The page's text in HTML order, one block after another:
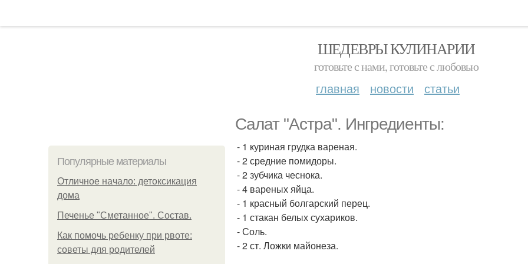
ШЕДЕВРЫ КУЛИНАРИИ
готовьте с нами, готовьте с любовью
главная новости статьи
Салат "Астра". Ингредиенты:
Популярные материалы
Отличное начало: детоксикация
дома
Печенье "Сметанное". Состав.
Как помочь ребенку при рвоте:
советы для родителей
- 1 куриная грудка вареная.
- 2 средние помидоры.
- 2 зубчика чеснока.
- 4 вареных яйца.
- 1 красный болгарский перец.
- 1 стакан белых сухариков.
- Соль.
- 2 ст. Ложки майонеза.